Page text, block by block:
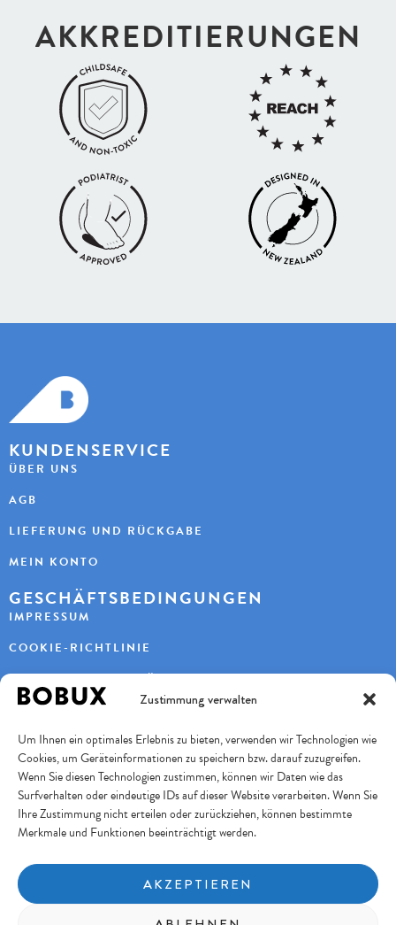
Zustimmung verwalten
Um Ihnen ein optimales Erlebnis zu bieten, verwenden wir Technologien wie
Cookies, um Geräteinformationen zu speichern bzw. darauf zuzugreifen.
Wenn Sie diesen Technologien zustimmen, können wir Daten wie das
Surfverhalten oder eindeutige IDs auf dieser Website verarbeiten. Wenn Sie
Ihre Zustimmung nicht erteilen oder zurückziehen, können bestimmte
Merkmale und Funktionen beeinträchtigt werden.
AKZEPTIEREN
AKKREDI­TIERUNGEN
KUNDENSERVICE
ÜBER UNS
AGB
LIEFERUNG UND RÜCKGABE
MEIN KONTO
GESCHÄFTSBEDINGUNGEN
IMPRESSUM
COOKIE-RICHTLINIE
DATENSCHUTZERKLÄRUNG
KAYBEE AG
TURBENWEG 9
3073 GÜMLIGEN
+41 31 951 11 10
INFO@BOBUXSCHWEIZ.CH
FOLGE UNS